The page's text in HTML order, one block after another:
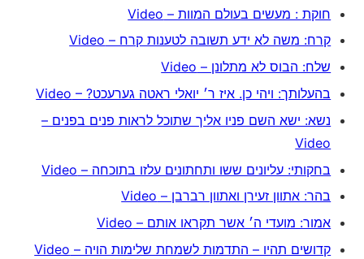
חוקת : מעשים בעולם המוות – Video
קרח: משה לא ידע תשובה לטענות קרח – Video
שלח: הבוס לא מתלונן – Video
בהעלותך: ויהי כן. איז ר׳ יואלי ראטה גערעכט? – Video
נשא: ישא השם פניו אליך שתוכל לראות פנים בפנים –
Video
בחקותי: עליונים ששו ותחתונים עלזו בתוכחה – Video
בהר: אתוון זעירן ואתוון רברבן – Video
אמור: מועדי ה׳ אשר תקראו אותם – Video
קדושים תהיו – התדמות לשמחת שלימות הויה – Video